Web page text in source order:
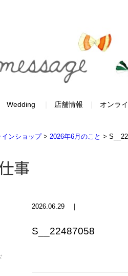
Wedding 店舗情報 オンラ
インショップ> 2026年6月のこと >
2026.06.29 ｜
S__22487058